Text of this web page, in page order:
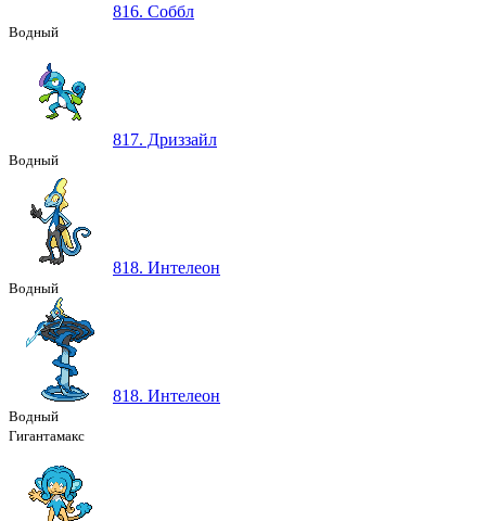
816. Соббл
Водный
817. Дриззайл
Водный
818. Интелеон
Водный
818. Интелеон
Водный
Гигантамакс